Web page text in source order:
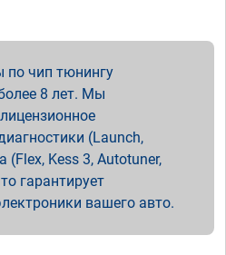
по чип тюнингу
8 лет. Мы
(Launch,
(Flex, Kess 3, Autotuner,
гарантирует
вашего авто.